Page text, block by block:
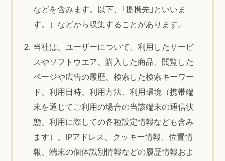
などを含みます。以下、｢提携先｣といいま
す。）などから収集することがあります。
当社は、ユーザーについて、利用したサービ
スやソフトウエア、購入した商品、閲覧した
ページや広告の履歴、検索した検索キーワー
ド、利用日時、利用方法、利用環境（携帯端
末を通じてご利用の場合の当該端末の通信状
態、利用に際しての各種設定情報なども含み
ます）、IPアドレス、クッキー情報、位置情
報、端末の個体識別情報などの履歴情報およ